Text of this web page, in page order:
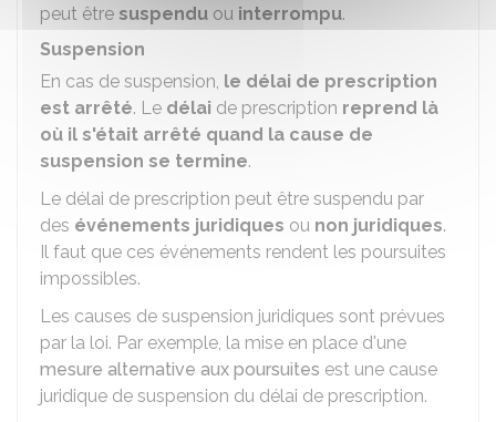
peut être suspendu ou interrompu.
Suspension
En cas de suspension, le délai de prescription
est arrêté. Le délai de prescription reprend là
où il s'était arrêté quand la cause de
suspension se termine.
Le délai de prescription peut être suspendu par
des événements juridiques ou non juridiques.
Il faut que ces événements rendent les poursuites
impossibles.
Les causes de suspension juridiques sont prévues
par la loi. Par exemple, la mise en place d'une
mesure alternative aux poursuites est une cause
juridique de suspension du délai de prescription.